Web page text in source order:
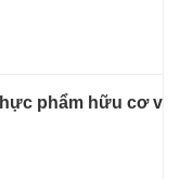
phẩm hữu cơ và